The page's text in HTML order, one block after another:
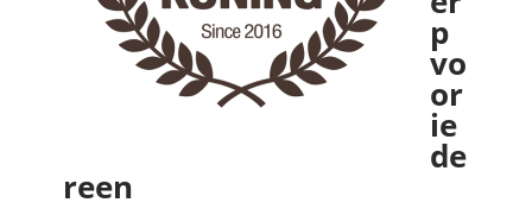
p
vo
or
ie
de
reen